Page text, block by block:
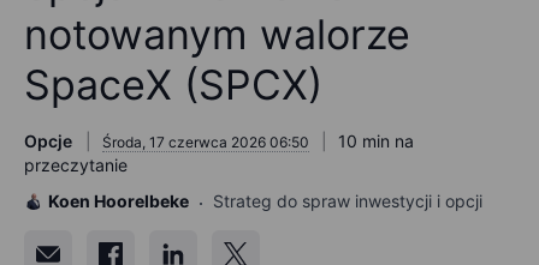
notowanym walorze
SpaceX (SPCX)
Opcje Środa, 17 czerwca 2026 06:50
10 min na
przeczytanie
Koen Hoorelbeke
Strateg do spraw inwestycji i opcji